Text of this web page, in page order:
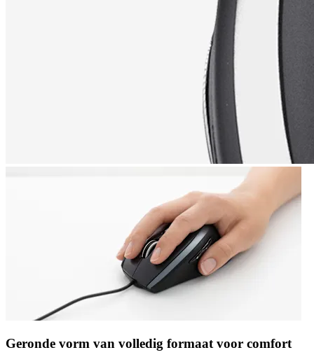
Geronde vorm van volledig formaat voor comfort